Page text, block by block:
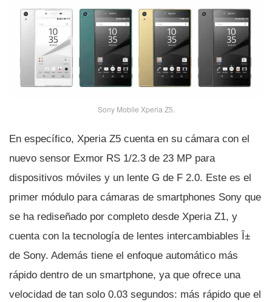
Sony Mobile Xperia Z5.
En especí­fico, Xperia Z5 cuenta en su cámara con el
nuevo sensor Exmor RS 1/2.3 de 23 MP para
dispositivos móviles y un lente G de F 2.0. Este es el
primer módulo para cámaras de smartphones Sony que
se ha rediseñado por completo desde Xperia Z1, y
cuenta con la tecnologí­a de lentes intercambiables Î±
de Sony. Además tiene el enfoque automático más
rápido dentro de un smartphone, ya que ofrece una
velocidad de tan solo 0.03 segundos: más rápido que el